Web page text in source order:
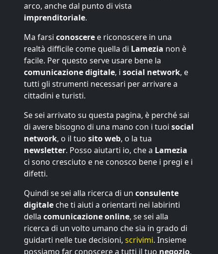
arco, anche dal punto di vista
imprenditoriale.
Ma farsiconoscere e riconoscere in una
realtà difficile come quella di Lamezia non è
facile. Per questo serve usare bene la
comunicazione digitale, isocial network, e
tutti gli strumenti necessari per arrivare a
cittadini e turisti.
Se sei arrivato su questa pagina, è perché sai
di avere bisogno di una mano con i tuoisocial
network, o il tuosito web, o la tua
newsletter. Posso aiutarti io, che a Lamezia
ci sono cresciuto e ne conosco bene i pregi e i
difetti.
Quindi se sei alla ricerca di unconsulente
digitale che ti aiuti a orientarti nei labirinti
dellacomunicazione online, se sei alla
ricerca di un volto umano che sia in grado di
guidarti nelle tue decisioni,scrivimi. Insieme
possiamo far conoscere a tutti il tuo negozio,